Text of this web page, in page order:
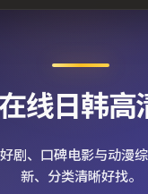
在线日韩高
剧、口碑电影与动漫
新、分类清晰好找。